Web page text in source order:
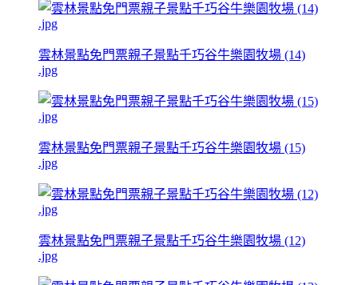
雲林景點免門票親子景點千巧谷牛樂園牧場 (14)
.jpg
雲林景點免門票親子景點千巧谷牛樂園牧場 (15)
.jpg
雲林景點免門票親子景點千巧谷牛樂園牧場 (12)
.jpg